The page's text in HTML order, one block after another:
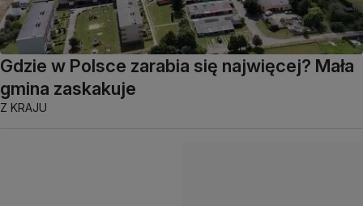
Gdzie w Polsce zarabia się najwięcej? Mała
gmina zaskakuje
Z KRAJU